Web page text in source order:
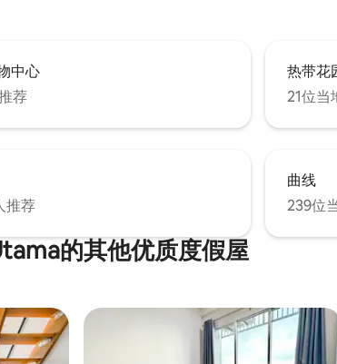
中心
荐
热带花
21位当
推荐
曲线
239位
的其他优质度假屋